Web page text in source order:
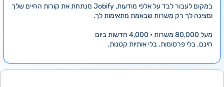
במקום לעבור לבד על אלפי מודעות, Jobify מנתחת את קורות החיים שלך
ומציגה לך רק משרות שבאמת מתאימות לך.
מעל 80,000 משרות • 4,000 חדשות ביום
חינם. בלי פרסומות. בלי אותיות קטנות.